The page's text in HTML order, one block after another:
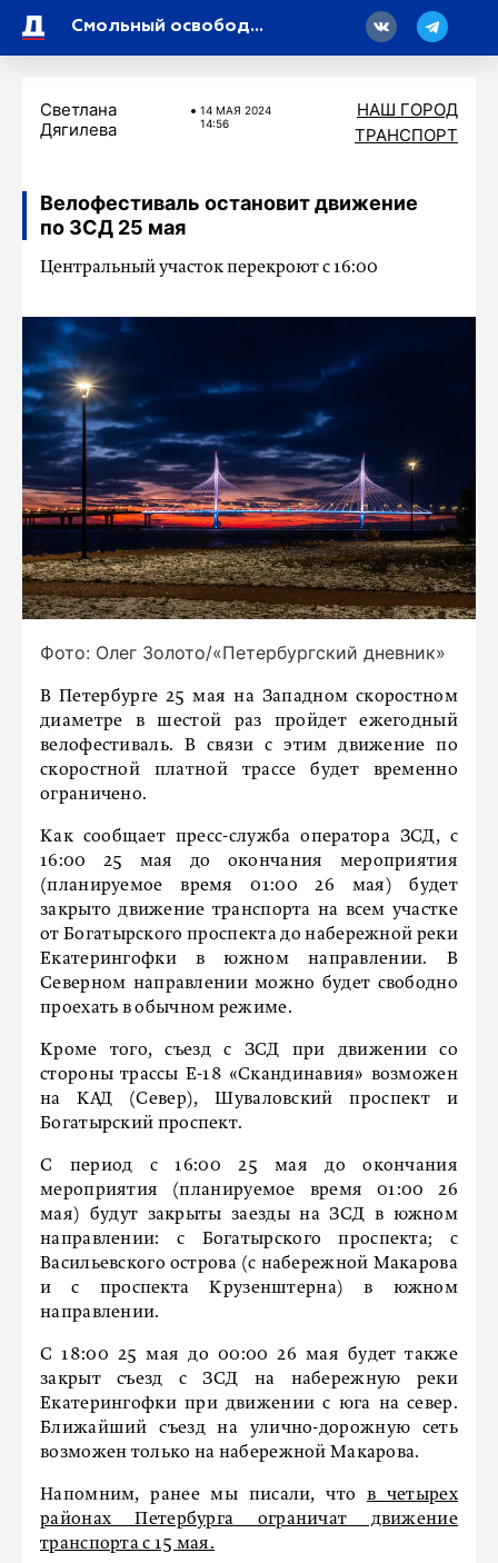
Смольный освободил 15 городских участков от незаконной торговли
Светлана
Дягилева
14 МАЯ 2024
14:56
НАШ ГОРОД
ТРАНСПОРТ
Велофестиваль остановит движение
по ЗСД 25 мая
Центральный участок перекроют с 16:00
Фото: Олег Золото/«Петербургский дневник»
В Петербурге 25 мая на Западном скоростном
диаметре в шестой раз пройдет ежегодный
велофестиваль. В связи с этим движение по
скоростной платной трассе будет временно
ограничено.
Как сообщает пресс-служба оператора ЗСД, с
16:00 25 мая до окончания мероприятия
(планируемое время 01:00 26 мая) будет
закрыто движение транспорта на всем участке
от Богатырского проспекта до набережной реки
Екатерингофки в южном направлении. В
Северном направлении можно будет свободно
проехать в обычном режиме.
Кроме того, съезд с ЗСД при движении со
стороны трассы Е-18 «Скандинавия» возможен
на КАД (Север), Шуваловский проспект и
Богатырский проспект.
С период с 16:00 25 мая до окончания
мероприятия (планируемое время 01:00 26
мая) будут закрыты заезды на ЗСД в южном
направлении: с Богатырского проспекта; с
Васильевского острова (с набережной Макарова
и с проспекта Крузенштерна) в южном
направлении.
С 18:00 25 мая до 00:00 26 мая будет также
закрыт съезд с ЗСД на набережную реки
Екатерингофки при движении с юга на север.
Ближайший съезд на улично-дорожную сеть
возможен только на набережной Макарова.
Напомним, ранее мы писали, что в четырех
районах Петербурга ограничат движение
транспорта с 15 мая.